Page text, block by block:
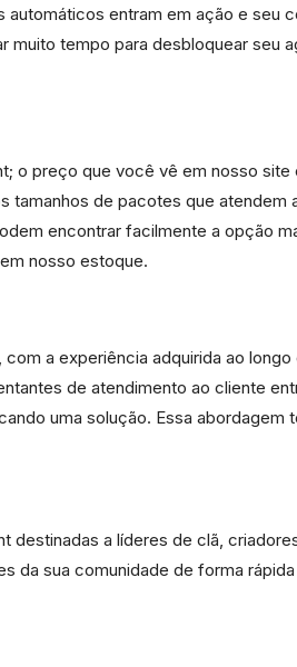
entram em ação e seu
tempo para desbloquear seu
o preço que você vê em nosso
tamanhos de pacotes que
encontrar facilmente a opção
nosso estoque.
a experiência adquirida ao longo
de atendimento ao cliente
uma solução. Essa abordagem
destinadas a líderes de clã,
sua comunidade de forma